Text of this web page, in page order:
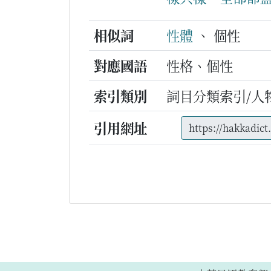
相似詞
性體 、 個性
對應國語
性格、個性
索引類別
詞目分類索引/人
引用網址